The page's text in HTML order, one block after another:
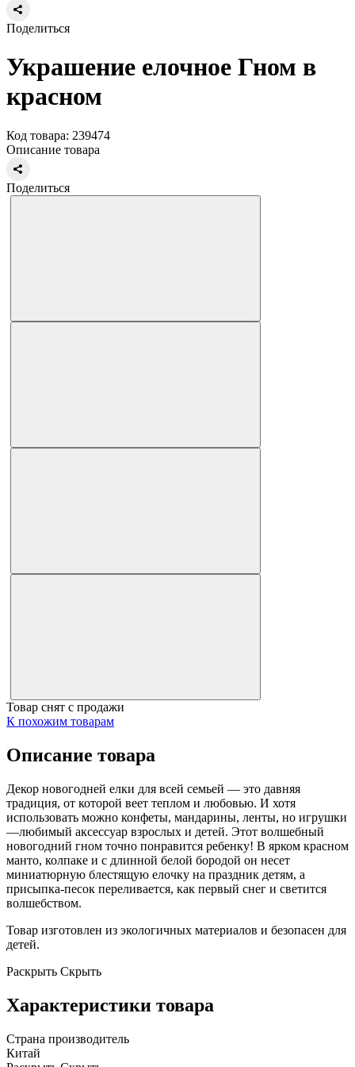
Поделиться
Украшение елочное Гном в
красном
Код товара: 239474
Описание товара
Поделиться
Товар снят с продажи
К похожим товарам
Описание товара
Декор новогодней елки для всей семьей — это давняя
традиция, от которой веет теплом и любовью. И хотя
использовать можно конфеты, мандарины, ленты, но игрушки
—любимый аксессуар взрослых и детей. Этот волшебный
новогодний гном точно понравится ребенку! В ярком красном
манто, колпаке и с длинной белой бородой он несет
миниатюрную блестящую елочку на праздник детям, а
присыпка-песок переливается, как первый снег и светится
волшебством.
Товар изготовлен из экологичных материалов и безопасен для
детей.
Раскрыть Скрыть
Характеристики товара
Страна производитель
Китай